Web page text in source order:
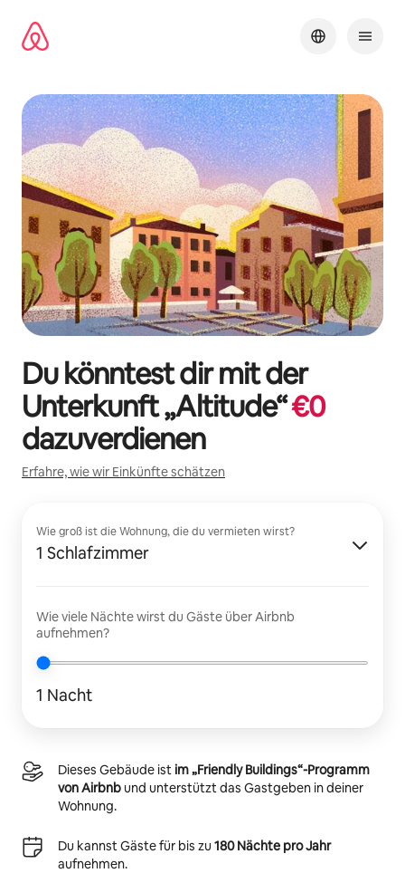
Inhalten
springen
Du könntest dir mit der
Unterkunft „Altitude“€0
dazuverdienen
Erfahre, wie wir Einkünfte schätzen
Wie groß ist die Wohnung, die du vermieten wirst?
1 Schlafzimmer
Wie viele Nächte wirst du Gäste über Airbnb
aufnehmen?
1 Nacht
Dieses Gebäude istim „Friendly Buildings“-Programm
von Airbnbund unterstützt das Gastgeben in deiner
Wohnung.
Du kannst Gäste für bis zu 180 Nächte pro Jahr
aufnehmen.